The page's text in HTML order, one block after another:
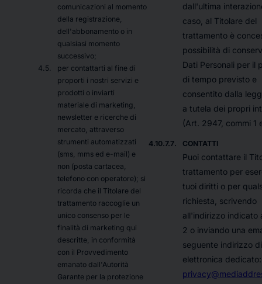
comunicazioni al momento
della registrazione,
dell'abbonamento o in
qualsiasi momento
successivo;
per contattarti al fine di
proporti i nostri servizi e
prodotti o inviarti
materiale di marketing,
newsletter e ricerche di
mercato, attraverso
strumenti automatizzati
(sms, mms ed e-mail) e
non (posta cartacea,
telefono con operatore); si
ricorda che il Titolare del
trattamento raccoglie un
unico consenso per le
finalità di marketing qui
descritte, in conformità
con il Provvedimento
emanato dall'Autorità
Garante per la protezione
dall'ultima
caso, al Titolare del
trattamento è
possibilità di
Dati Personali per il
di tempo previsto e
consentito dalla
a tutela dei propri
(Art. 2947, commi 1
CONTATTI
Puoi contattare il
trattamento per
tuoi diritti o per
richiesta, scrivendo
all'indirizzo indicato
2 o inviando una
seguente indirizzo
elettronica dedicato: